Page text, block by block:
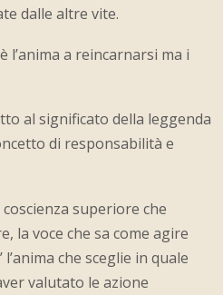
dalle altre vite.
l’anima a reincarnarsi ma i
al significato della leggenda
di responsabilità e
coscienza superiore che
la voce che sa come agire
che sceglie in quale
valutato le azione